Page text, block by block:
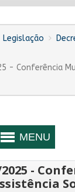
Legislação
- Conferência
-